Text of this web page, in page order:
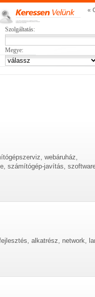
«
Szolgáltatás:
Megye:
webáruház,
számítógép-javítás,
alkatrész, network,